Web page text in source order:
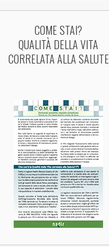
COME STAI?
QUALITÀ DELLA VITA
CORRELATA ALLA SALUTE